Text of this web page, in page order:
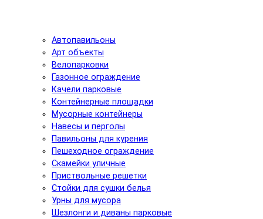
Автопавильоны
Арт объекты
Велопарковки
Газонное ограждение
Качели парковые
Контейнерные площадки
Мусорные контейнеры
Навесы и перголы
Павильоны для курения
Пешеходное ограждение
Скамейки уличные
Приствольные решетки
Стойки для сушки белья
Урны для мусора
Шезлонги и диваны парковые